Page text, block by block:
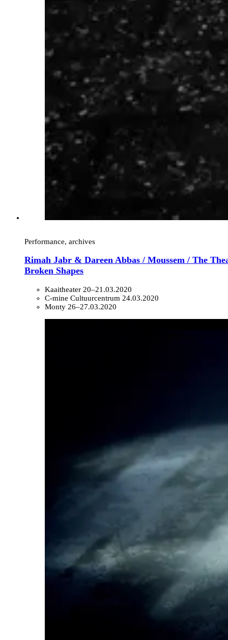
Performance, archives
Rimah Jabr & Dareen Abbas / Moussem / The
Broken Shapes
Kaaitheater 20–21.03.2020
C-mine Cultuurcentrum 24.03.2020
Monty 26–27.03.2020